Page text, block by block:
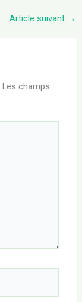
Article suivant →
Les champs